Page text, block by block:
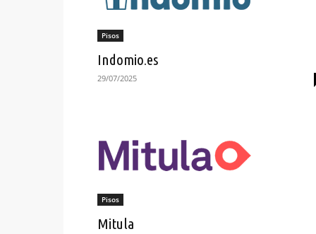
Pisos
Indomio.es
29/07/2025
Pisos
Mitula